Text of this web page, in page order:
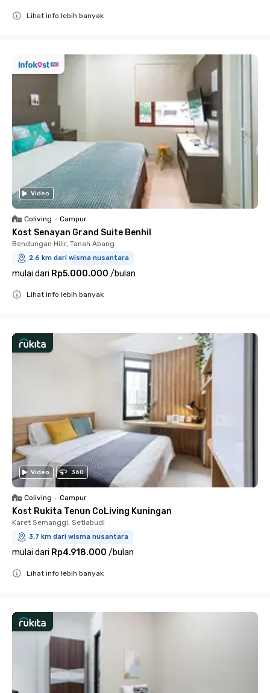
Lihat info lebih banyak
Video
Coliving • Campur
Kost Senayan Grand Suite Benhil
Bendungan Hilir, Tanah Abang
2.6 km dari wisma nusantara
mulai dari Rp5.000.000 /bulan
Lihat info lebih banyak
Video 360
Coliving • Campur
Kost Rukita Tenun CoLiving Kuningan
Karet Semanggi, Setiabudi
3.7 km dari wisma nusantara
mulai dari Rp4.918.000 /bulan
Lihat info lebih banyak